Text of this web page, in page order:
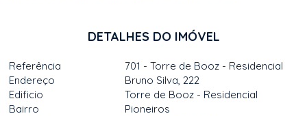
DETALHES DO IMÓVEL
Referência
701 - Torre de Booz - Residencial
Endereço
Bruno Silva, 222
Edificio
Torre de Booz - Residencial
Bairro
Pioneiros